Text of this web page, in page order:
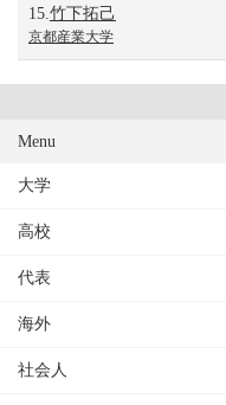
15. 竹下拓己
京都産業大学
Menu
大学
高校
代表
海外
社会人